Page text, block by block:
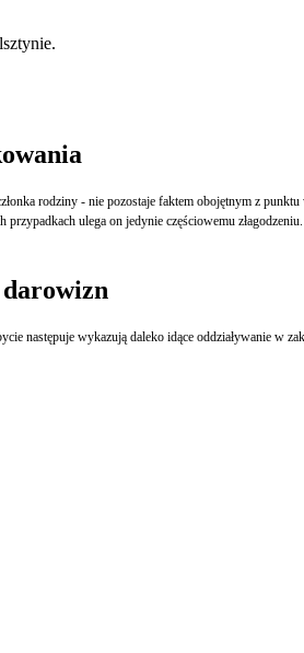
ulega on jedynie częściowemu złagodzeniu.